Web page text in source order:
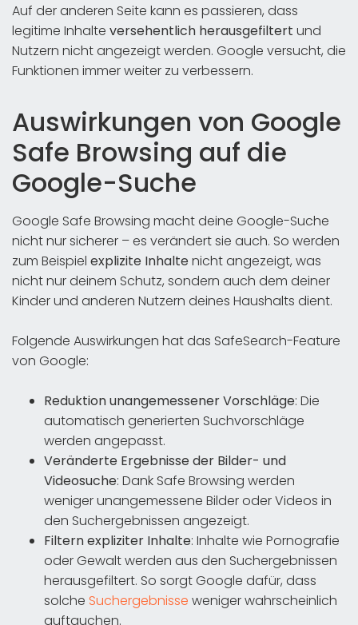
Auf der anderen Seite kann es passieren, dass
legitime Inhalte versehentlich herausgefiltert und
Nutzern nicht angezeigt werden. Google versucht, die
Funktionen immer weiter zu verbessern.
Auswirkungen von Google
Safe Browsing auf die
Google-Suche
Google Safe Browsing macht deine Google-Suche
nicht nur sicherer – es verändert sie auch. So werden
zum Beispiel explizite Inhaltenicht angezeigt, was
nicht nur deinem Schutz, sondern auch dem deiner
Kinder und anderen Nutzern deines Haushalts dient.
Folgende Auswirkungen hat das SafeSearch-Feature
von Google:
Reduktion unangemessener Vorschläge: Die
automatisch generierten Suchvorschläge
werden angepasst.
Veränderte Ergebnisse der Bilder- und
Videosuche: Dank Safe Browsing werden
weniger unangemessene Bilder oder Videos in
den Suchergebnissen angezeigt.
Filtern expliziter Inhalte: Inhalte wie Pornografie
oder Gewalt werden aus den Suchergebnissen
herausgefiltert. So sorgt Google dafür, dass
solche Suchergebnisse weniger wahrscheinlich
auftauchen.